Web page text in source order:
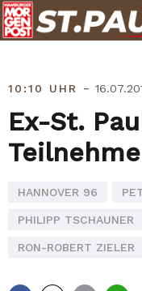
Skip
to
10:10 UHR -
Ex-St.
HANNOVER 96
PHILIPP TSCHAUNER
RON-ROBERT ZIELER